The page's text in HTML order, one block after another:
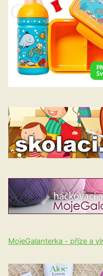
MojeGalanterka - příze a